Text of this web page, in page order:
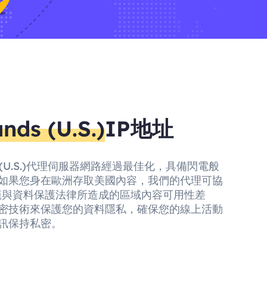
(U.S.)IP地址
代理伺服器網路經過最佳化，具備閃電般
果您身在歐洲存取美國內容，我們的代理可協
資料保護法律所造成的區域內容可用性差
技術來保護您的資料隱私，確保您的線上活動
保持私密。